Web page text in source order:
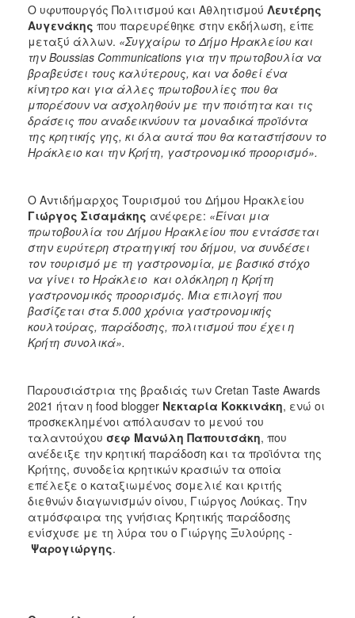
Ο υφυπουργός Πολιτισμού και Αθλητισμού Λευτέρης
Αυγενάκης που παρευρέθηκε στην εκδήλωση, είπε
μεταξύ άλλων. «Συγχαίρω το Δήμο Ηρακλείου και
την Boussias Communications για την πρωτοβουλία να
βραβεύσει τους καλύτερους, και να δοθεί ένα
κίνητρο και για άλλες πρωτοβουλίες που θα
μπορέσουν να ασχοληθούν με την ποιότητα και τις
δράσεις που αναδεικνύουν τα μοναδικά προϊόντα
της κρητικής γης, κι όλα αυτά που θα καταστήσουν το
Ηράκλειο και την Κρήτη, γαστρονομικό προορισμό».
Ο Αντιδήμαρχος Τουρισμού του Δήμου Ηρακλείου
Γιώργος Σισαμάκης ανέφερε: «Είναι μια
πρωτοβουλία του Δήμου Ηρακλείου που εντάσσεται
στην ευρύτερη στρατηγική του δήμου, να συνδέσει
τον τουρισμό με τη γαστρονομία, με βασικό στόχο
να γίνει το Ηράκλειο και ολόκληρη η Κρήτη
γαστρονομικός προορισμός. Μια επιλογή που
βασίζεται στα 5.000 χρόνια γαστρονομικής
κουλτούρας, παράδοσης, πολιτισμού που έχει η
Κρήτη συνολικά».
Παρουσιάστρια της βραδιάς των Cretan Taste Awards
2021 ήταν η food blogger Νεκταρία Κοκκινάκη, ενώ οι
προσκεκλημένοι απόλαυσαν το μενού του
ταλαντούχου σεφ Μανώλη Παπουτσάκη, που
ανέδειξε την κρητική παράδοση και τα προϊόντα της
Κρήτης, συνοδεία κρητικών κρασιών τα οποία
επέλεξε ο καταξιωμένος σομελιέ και κριτής
διεθνών διαγωνισμών οίνου, Γιώργος Λούκας. Την
ατμόσφαιρα της γνήσιας Κρητικής παράδοσης
ενίσχυσε με τη λύρα του ο Γιώργης Ξυλούρης -
Ψαρογιώργης.